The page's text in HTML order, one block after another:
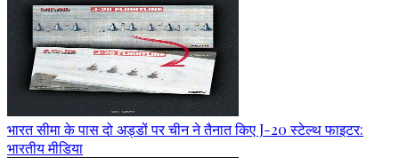
भारत सीमा के पास दो अड्डों पर चीन ने तैनात किए J-20 स्टेल्थ फाइटर:
भारतीय मीडिया